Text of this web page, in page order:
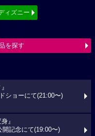
ィズニー
を探す
ショーにて(21:00〜)
』
記念にて(19:00〜)